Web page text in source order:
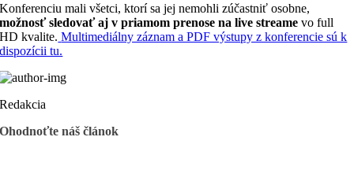
Konferenciu mali všetci, ktorí sa jej nemohli zúčastniť osobne,
možnosť sledovať aj v priamom prenose na live streame vo full
HD kvalite. Multimediálny záznam a PDF výstupy z konferencie sú k
dispozícii tu.
Redakcia
Ohodnoťte náš článok